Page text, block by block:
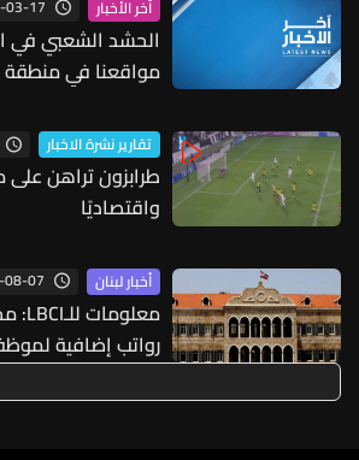
آخر الأخبار 03-17
الحشد الشعبي في
مواقعنا في منطقة
تقارير نشرة الاخبار
طرابزون تراهن
واقتصاديًا
أخبار لبنان 07
رواتب إضافية
وصرف الفروقات